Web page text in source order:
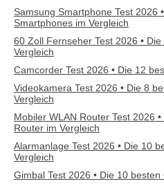
Samsung Smartphone Test 2026
Smartphones im Vergleich
60 Zoll Fernseher Test 2026 •
Vergleich
Camcorder Test 2026 • Die 12
Videokamera Test 2026 • Die 8
Vergleich
Mobiler WLAN Router Test 2026
Router im Vergleich
Alarmanlage Test 2026 • Die 10
Vergleich
Gimbal Test 2026 • Die 10